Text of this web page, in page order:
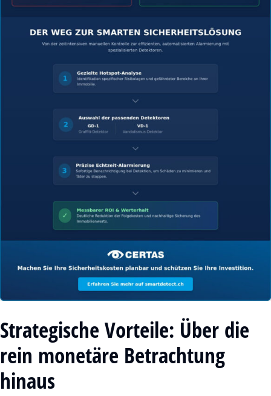
Strategische Vorteile: Über die
rein monetäre Betrachtung
hinaus